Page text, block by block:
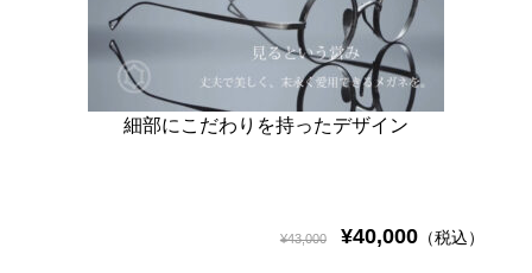
細部にこだわりを持ったデザイン
¥43,000 ¥40,000 （税込）